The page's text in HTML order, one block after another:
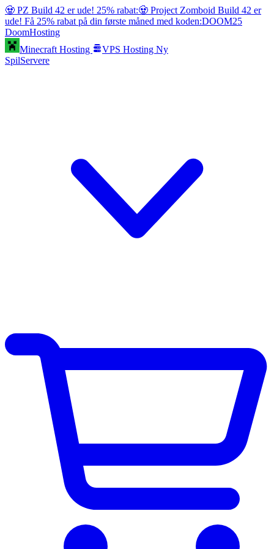
🧟 PZ Build 42 er ude! 25% rabat:🧟 Project Zomboid Build 42 er
ude! Få 25% rabat på din første måned med koden:DOOM25
DoomHosting
Minecraft Hosting
VPS Hosting Ny
SpilServere